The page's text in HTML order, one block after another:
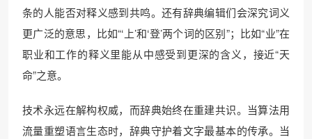
条的人能否对释义感到共鸣。还有辞典编辑们会深究词义
更广泛的意思，比如“‘上’和‘登’两个词的区别”；比如“业”在
职业和工作的释义里能从中感受到更深的含义，接近“天
命”之意。
技术永远在解构权威，而辞典始终在重建共识。当算法用
流量重塑语言生态时，辞典守护着文字最基本的传承。当